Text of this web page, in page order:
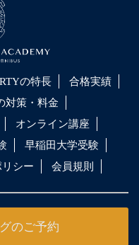
の特長
合格実績
対策・料金
オンライン講座
早稲田大学受験
シー 会員規則
のご予約